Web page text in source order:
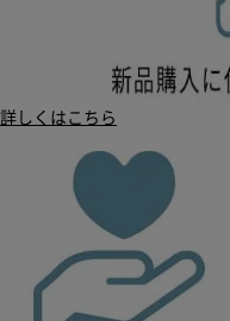
詳しくはこちら